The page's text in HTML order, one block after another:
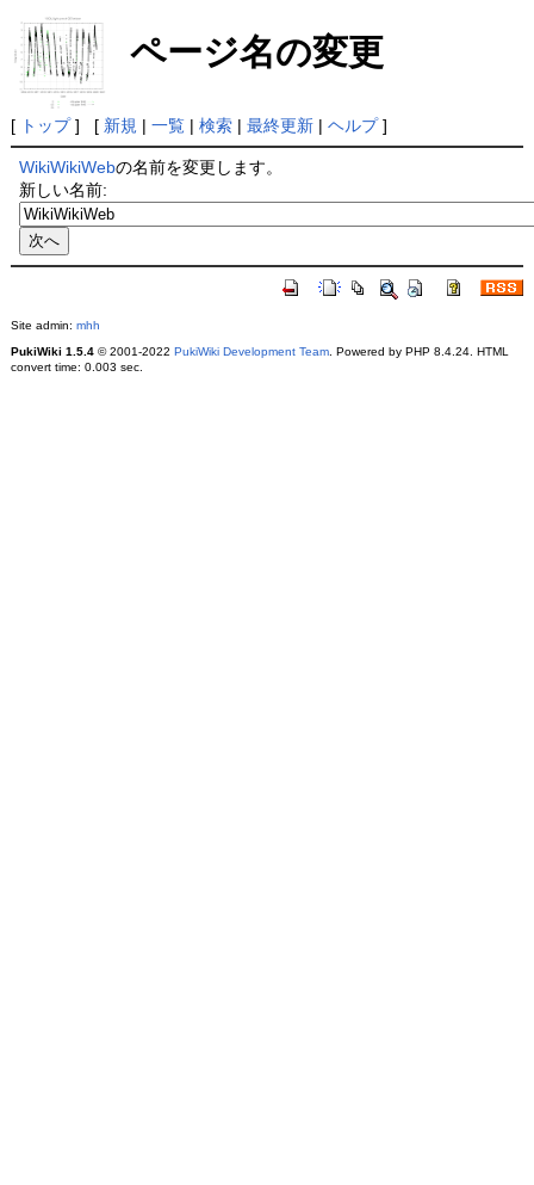
ページ名の変更
[ トップ] [ 新規 | 一覧| 検索| 最終更新| ヘルプ]
WikiWikiWebの名前を変更します。
新しい名前:
Site admin: mhh
PukiWiki 1.5.4© 2001-2022 PukiWiki Development Team. Powered by PHP 8.4.24. HTML
convert time: 0.003 sec.